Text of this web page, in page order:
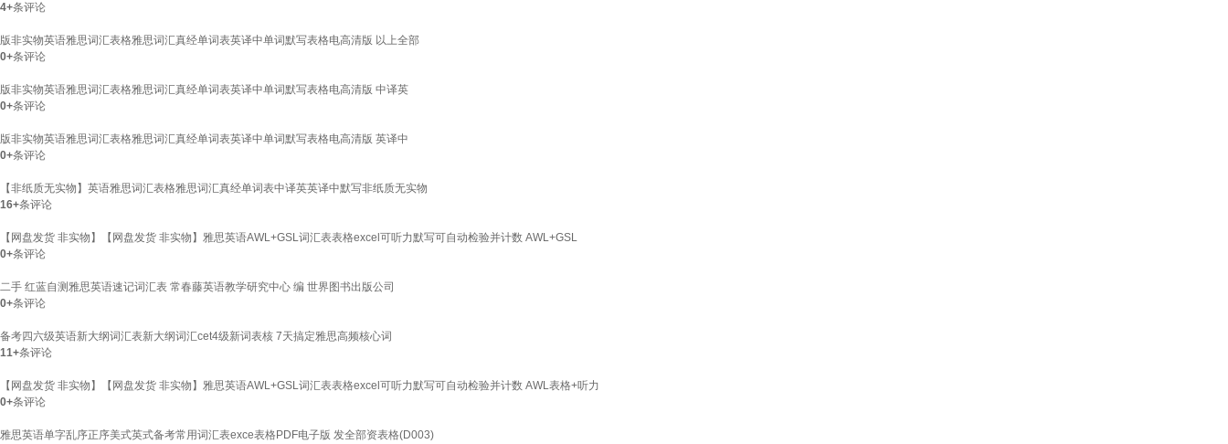
4+条评论
版非实物英语雅思词汇表格雅思词汇真经单词表英译中单词默写表格电高清版 以上全部
0+条评论
版非实物英语雅思词汇表格雅思词汇真经单词表英译中单词默写表格电高清版 中译英
0+条评论
版非实物英语雅思词汇表格雅思词汇真经单词表英译中单词默写表格电高清版 英译中
0+条评论
【非纸质无实物】英语雅思词汇表格雅思词汇真经单词表中译英英译中默写非纸质无实物
16+条评论
【网盘发货 非实物】【网盘发货 非实物】雅思英语AWL+GSL词汇表表格excel可听力默写可自动检验并计数 AWL+GSL
0+条评论
二手 红蓝自测雅思英语速记词汇表 常春藤英语教学研究中心 编 世界图书出版公司
0+条评论
备考四六级英语新大纲词汇表新大纲词汇cet4级新词表核 7天搞定雅思高频核心词
11+条评论
【网盘发货 非实物】【网盘发货 非实物】雅思英语AWL+GSL词汇表表格excel可听力默写可自动检验并计数 AWL表格+听力
0+条评论
雅思英语单字乱序正序美式英式备考常用词汇表exce表格PDF电子版 发全部资表格(D003)